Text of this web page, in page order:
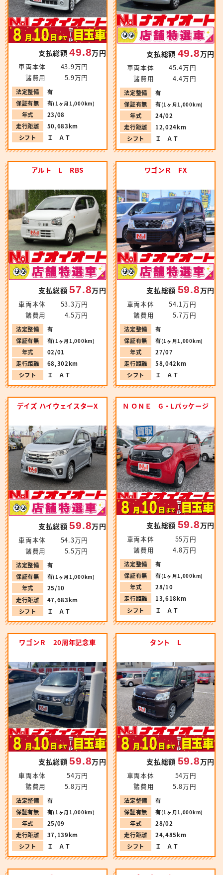
支払総額49.8万円
車両本体
43.9万円
諸費用
5.9万円
法定整備
有
保証有無
有(1ヶ月1,000km)
年式
23/08
走行距離
50,683km
シフト
Ｉ ＡＴ
支払総額 49.8万円
車両本体
45.4万円
諸費用
4.4万円
法定整備
有
保証有無
有(1ヶ月1,000km)
年式
24/02
走行距離
12,024km
シフト
Ｉ ＡＴ
アルト L RBS
支払総額57.8万円
車両本体
53.3万円
諸費用
4.5万円
法定整備
有
保証有無
有(1ヶ月1,000km)
年式
02/01
走行距離
68,302km
シフト
Ｉ ＡＴ
ワゴンＲ FX
支払総額 59.8万円
車両本体
54.1万円
諸費用
5.7万円
法定整備
有
保証有無
有(1ヶ月1,000km)
年式
27/07
走行距離
58,042km
シフト
Ｉ ＡＴ
デイズ ハイウェイスターX
支払総額59.8万円
車両本体
54.3万円
諸費用
5.5万円
法定整備
有
保証有無
有(1ヶ月1,000km)
年式
25/10
走行距離
47,683km
シフト
Ｉ ＡＴ
Ｎ ＯＮＥ G・Lパッケージ
支払総額 59.8万円
車両本体
55万円
諸費用
4.8万円
法定整備
有
保証有無
有(1ヶ月1,000km)
年式
28/10
走行距離
13,618km
シフト
Ｉ ＡＴ
ワゴンＲ 20周年記念車
支払総額59.8万円
車両本体
54万円
諸費用
5.8万円
法定整備
有
保証有無
有(1ヶ月1,000km)
年式
25/09
走行距離
37,139km
シフト
Ｉ ＡＴ
タント L
支払総額 59.8万円
車両本体
54万円
諸費用
5.8万円
法定整備
有
保証有無
有(1ヶ月1,000km)
年式
28/02
走行距離
24,485km
シフト
Ｉ ＡＴ